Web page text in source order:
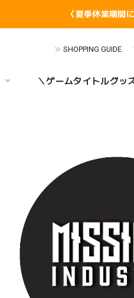
〈夏季休業期間
SHOPPING GUIDE
＼ゲームタイトルグッ